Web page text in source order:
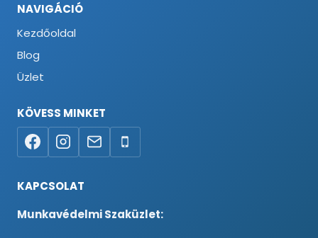
NAVIGÁCIÓ
Kezdőoldal
Blog
Üzlet
KÖVESS MINKET
KAPCSOLAT
Munkavédelmi Szaküzlet: